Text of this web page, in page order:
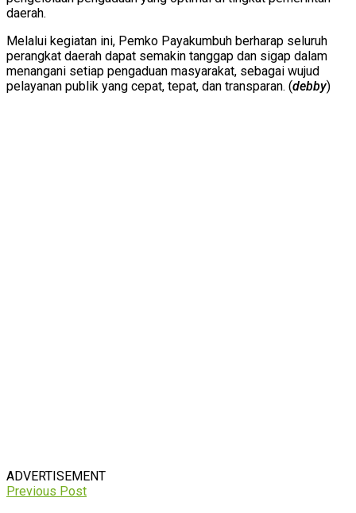
daerah.
Melalui kegiatan ini, Pemko Payakumbuh berharap seluruh
perangkat daerah dapat semakin tanggap dan sigap dalam
menangani setiap pengaduan masyarakat, sebagai wujud
pelayanan publik yang cepat, tepat, dan transparan. (debby)
ADVERTISEMENT
Previous Post